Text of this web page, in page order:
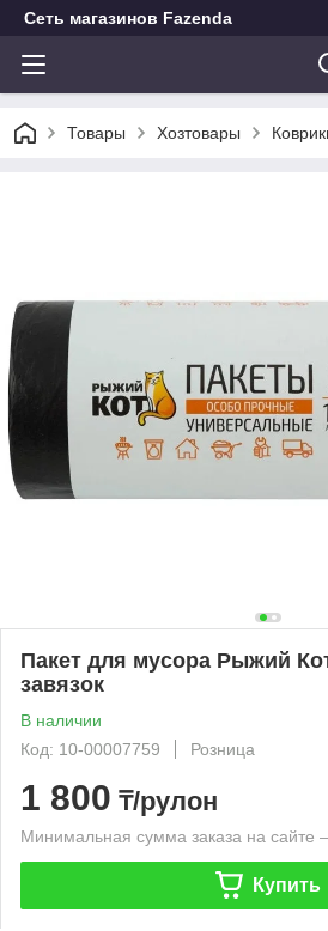
Сеть магазинов Fazenda
Товары Хозтовары
Пакет для мусора Рыжий
завязок
В наличии
Код: 10-00007759
Розница
1 800 ₸/рулон
Минимальная сумма заказа на сайте
Купить